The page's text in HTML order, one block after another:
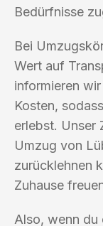
Bedürfnisse
Bei
Wert auf
informieren
Kosten,
erlebst. Unser
Umzug von
zurücklehnen
Zuhause
Also, wenn du